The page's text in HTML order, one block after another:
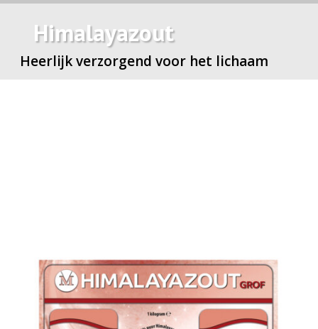
Himalayazout
Heerlijk verzorgend voor het lichaam